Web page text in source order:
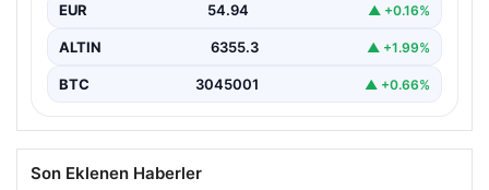
EUR 54.94 ▲ +0.16%
ALTIN 6355.3 ▲ +1.99%
BTC 3045001 ▲ +0.66%
Son Eklenen Haberler